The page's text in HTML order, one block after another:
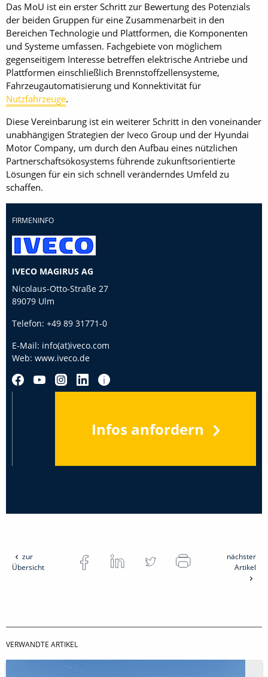
Das MoU ist ein erster Schritt zur Bewertung des Potenzials
der beiden Gruppen für eine Zusammenarbeit in den
Bereichen Technologie und Plattformen, die Komponenten
und Systeme umfassen. Fachgebiete von möglichem
gegenseitigem Interesse betreffen elektrische Antriebe und
Plattformen einschließlich Brennstoffzellensysteme,
Fahrzeugautomatisierung und Konnektivität für
Nutzfahrzeuge.
Diese Vereinbarung ist ein weiterer Schritt in den voneinander
unabhängigen Strategien der Iveco Group und der Hyundai
Motor Company, um durch den Aufbau eines nützlichen
Partnerschaftsökosystems führende zukunftsorientierte
Lösungen für ein sich schnell veränderndes Umfeld zu
schaffen.
FIRMENINFO
IVECO MAGIRUS AG
Nicolaus-Otto-Straße 27
89079 Ulm
Telefon: +49 89 31771-0
E-Mail: info(at)iveco.com
Web: www.iveco.de
Infos anfordern
zur
Übersicht
nächster
Artikel
VERWANDTE ARTIKEL